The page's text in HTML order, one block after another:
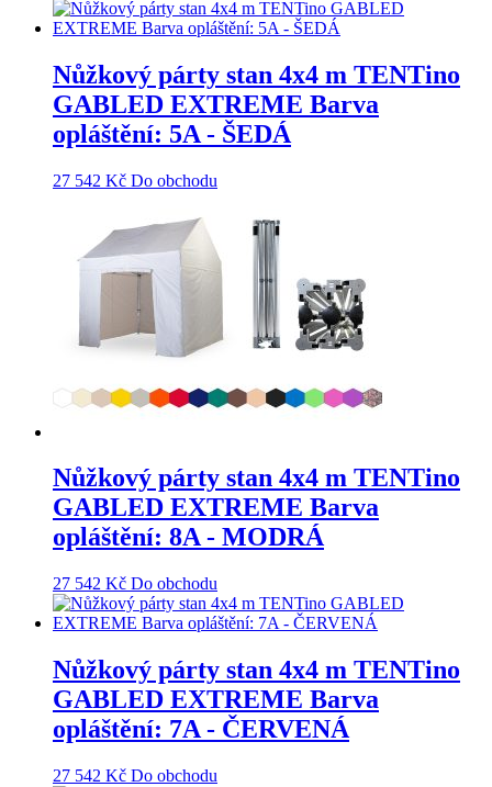
Nůžkový párty stan 4x4 m TENTino
GABLED EXTREME Barva
opláštění: 5A - ŠEDÁ
27 542 Kč Do obchodu
Nůžkový párty stan 4x4 m TENTino
GABLED EXTREME Barva
opláštění: 8A - MODRÁ
27 542 Kč Do obchodu
Nůžkový párty stan 4x4 m TENTino
GABLED EXTREME Barva
opláštění: 7A - ČERVENÁ
27 542 Kč Do obchodu